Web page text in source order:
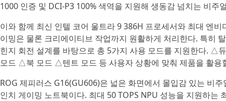
1000 인증 및 DCI-P3 100% 색역을 지원해 생동감 넘치는 비주
이와 함께 최신 인텔 코어 울트라 9 386H 프로세서와 최대 엔
이밍은 물론 크리에이티브 작업까지 원활하게 처리한다. 특히
힌지 회전 설계를 바탕으로 총 5가지 사용 모드를 지원한다.
모드 △북 모드 △텐트 모드 등 사용자 상황에 맞춰 제품을 활용
ROG 제피러스 G16(GU606)은 넓은 화면에서 몰입감 있는 비
인치 게이밍 노트북이다. 최대 50 TOPS NPU 성능을 지원하는